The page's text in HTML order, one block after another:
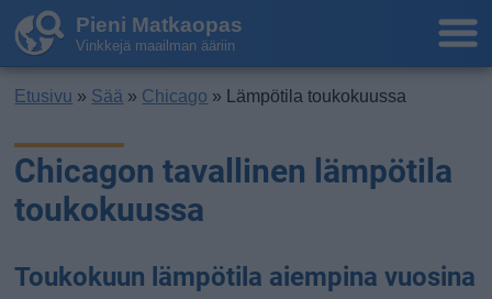
Pieni Matkaopas
Vinkkejä maailman ääriin
Etusivu » Sää » Chicago » Lämpötila toukokuussa
Chicagon tavallinen lämpötila
toukokuussa
Toukokuun lämpötila aiempina vuosina